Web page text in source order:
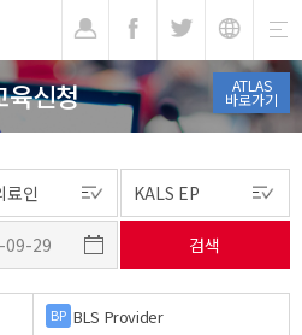
ATLAS
바로가기
육신청
BP BLS Provider